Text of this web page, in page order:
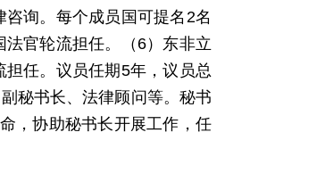
询。每个成员国可提名2名
官轮流担任。（6）东非立
任。议员任期5年，议员总
秘书长、法律顾问等。秘书
，协助秘书长开展工作，任